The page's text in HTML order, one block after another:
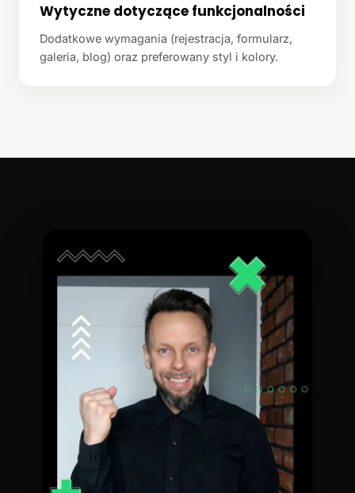
Wytyczne dotyczące funkcjonalności
Dodatkowe wymagania (rejestracja, formularz,
galeria, blog) oraz preferowany styl i kolory.